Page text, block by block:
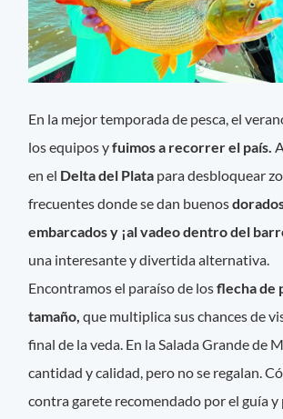
En la mejor temporada de pesca, el
los equipos yfuimos a recorrer el país.
en el Delta del Plata para desbloquear
frecuentes donde se dan buenos
embarcados y ¡al vadeo dentro del
una interesante y divertida alternativa.
Encontramos el paraíso de losflecha de
tamaño,que multiplica sus chances de
final de la veda. En la Salada Grande de
cantidad y calidad, pero no se regalan.
contra garete recomendado por el guía